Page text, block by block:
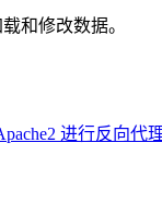
和修改数据。
进行反向代